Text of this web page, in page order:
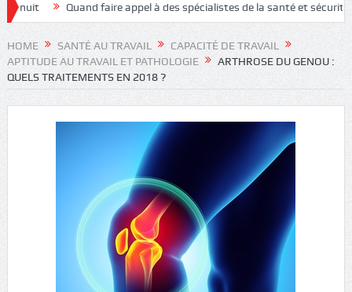
faire appel à des spécialistes de la santé et sécurité au travail ?
HOME SANTÉ AU TRAVAIL
CAPACITÉ DE TRAVAIL
APTITUDE AU TRAVAIL ET PATHOLOGIE
ARTHROSE DU GENOU :
QUELS TRAITEMENTS EN 2018 ?